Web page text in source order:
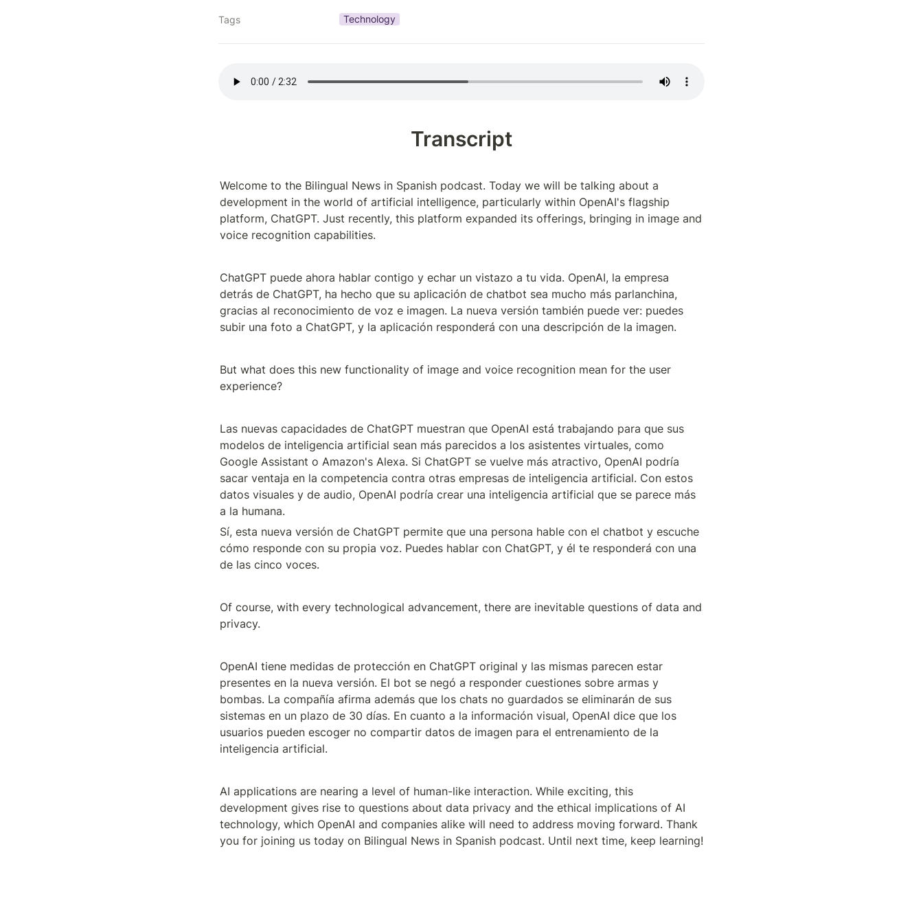
Tags Technology
Transcript
Welcome to the Bilingual News in Spanish podcast. Today we will be talking about a
development in the world of artificial intelligence, particularly within OpenAI's flagship
platform, ChatGPT. Just recently, this platform expanded its offerings, bringing in image and
voice recognition capabilities.
ChatGPT puede ahora hablar contigo y echar un vistazo a tu vida. OpenAI, la empresa
detrás de ChatGPT, ha hecho que su aplicación de chatbot sea mucho más parlanchina,
gracias al reconocimiento de voz e imagen. La nueva versión también puede ver: puedes
subir una foto a ChatGPT, y la aplicación responderá con una descripción de la imagen.
But what does this new functionality of image and voice recognition mean for the user
experience?
Las nuevas capacidades de ChatGPT muestran que OpenAI está trabajando para que sus
modelos de inteligencia artificial sean más parecidos a los asistentes virtuales, como
Google Assistant o Amazon's Alexa. Si ChatGPT se vuelve más atractivo, OpenAI podría
sacar ventaja en la competencia contra otras empresas de inteligencia artificial. Con estos
datos visuales y de audio, OpenAI podría crear una inteligencia artificial que se parece más
a la humana.
Sí, esta nueva versión de ChatGPT permite que una persona hable con el chatbot y escuche
cómo responde con su propia voz. Puedes hablar con ChatGPT, y él te responderá con una
de las cinco voces.
Of course, with every technological advancement, there are inevitable questions of data and
privacy.
OpenAI tiene medidas de protección en ChatGPT original y las mismas parecen estar
presentes en la nueva versión. El bot se negó a responder cuestiones sobre armas y
bombas. La compañía afirma además que los chats no guardados se eliminarán de sus
sistemas en un plazo de 30 días. En cuanto a la información visual, OpenAI dice que los
usuarios pueden escoger no compartir datos de imagen para el entrenamiento de la
inteligencia artificial.
AI applications are nearing a level of human-like interaction. While exciting, this
development gives rise to questions about data privacy and the ethical implications of AI
technology, which OpenAI and companies alike will need to address moving forward. Thank
you for joining us today on Bilingual News in Spanish podcast. Until next time, keep learning!